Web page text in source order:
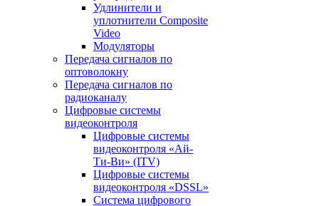
Удлинители и
уплотнители Сomposite
Video
Модуляторы
Передача сигналов по
оптоволокну
Передача сигналов по
радиоканалу
Цифровые системы
видеоконтроля
Цифровые системы
видеоконтроля «Ай-
Ти-Ви» (ITV)
Цифровые системы
видеоконтроля «DSSL»
Система цифрового